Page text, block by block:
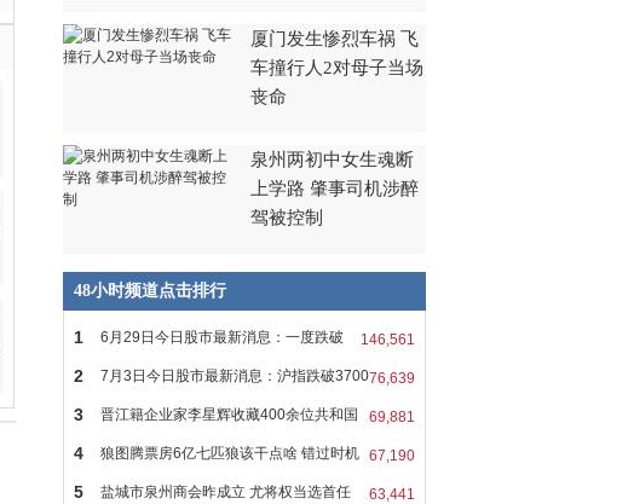
厦门发生惨烈车祸 飞
车撞行人2对母子当场
丧命
泉州两初中女生魂断
上学路 肇事司机涉醉
驾被控制
48小时频道点击排行
146,561
1 6月29日今日股市最新消息：一度跌破
3900 76,639
2 7月3日今日股市最新消息：沪指跌破3700
69,881
3 晋江籍企业家李星辉收藏400余位共和国
将 67,190
4 狼图腾票房6亿七匹狼该干点啥 错过时机
63,441
5 盐城市泉州商会昨成立 尤将权当选首任